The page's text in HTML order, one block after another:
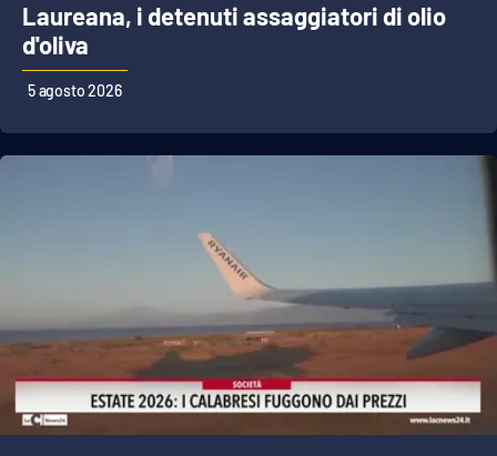
LaC OnAir
EDIZIONI
LOCALI
Catanzaro
Reggio Calabria
Cosenza
Lamezia Terme
Laureana, i detenuti assaggiatori di olio
d'oliva
5 agosto 2026